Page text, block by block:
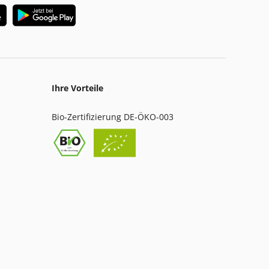
Ihre Vorteile
Bio-Zertifizierung DE-ÖKO-003